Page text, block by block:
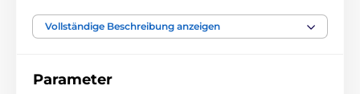
Das Produkt ist in Kategorien eingeteilt
Vollständige Beschreibung anzeigen
Parameter